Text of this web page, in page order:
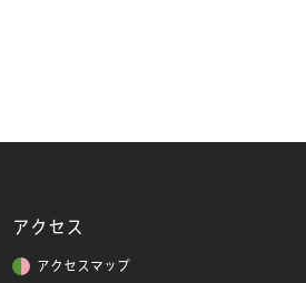
アクセス
アクセスマップ